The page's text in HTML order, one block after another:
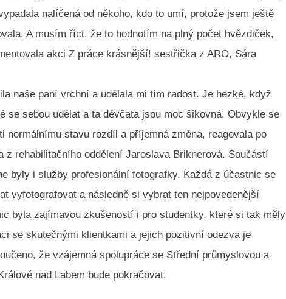
nalíčená od někoho, kdo to umí, protože jsem ještě
A musím říct, že to hodnotím na plný počet hvězdiček,
akci Z práce krásnější! sestřička z ARO, Sára
naše paní vrchní a udělala mi tím radost. Je hezké, když
se sebou udělat a ta děvčata jsou moc šikovná. Obvykle se
normálnímu stavu rozdíl a příjemná změna, reagovala po
z rehabilitačního oddělení Jaroslava Briknerová. Součástí
byly i služby profesionální fotografky. Každá z účastnic se
vyfotografovat a následně si vybrat ten nejpovedenější
byla zajímavou zkušeností i pro studentky, které si tak měly
se skutečnými klientkami a jejich pozitivní odezva je
že vzájemná spolupráce se Střední průmyslovou a
nad Labem bude pokračovat.